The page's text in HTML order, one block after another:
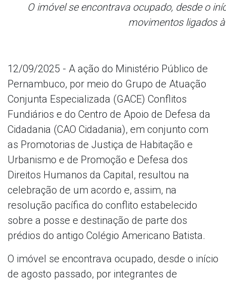
O imóvel se encontrava ocupado, desde o
movimentos ligados
12/09/2025 - A ação do Ministério Público de
Pernambuco, por meio do Grupo de Atuação
Conjunta Especializada (GACE) Conflitos
Fundiários e do Centro de Apoio de Defesa da
Cidadania (CAO Cidadania), em conjunto com
as Promotorias de Justiça de Habitação e
Urbanismo e de Promoção e Defesa dos
Direitos Humanos da Capital, resultou na
celebração de um acordo e, assim, na
resolução pacífica do conflito estabelecido
sobre a posse e destinação de parte dos
prédios do antigo Colégio Americano Batista.
O imóvel se encontrava ocupado, desde o início
de agosto passado, por integrantes de